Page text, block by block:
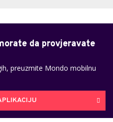
da provjeravate
preuzmite Mondo mobilnu